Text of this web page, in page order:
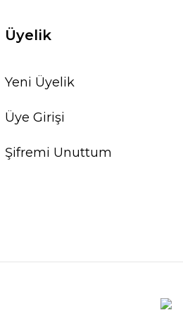
Üyelik
Yeni Üyelik
Üye Girişi
Şifremi Unuttum